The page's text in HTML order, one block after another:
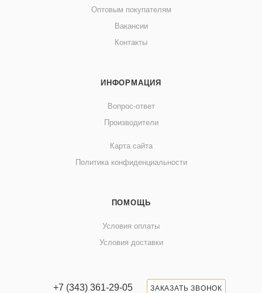
Оптовым покупателям
Вакансии
Контакты
ИНФОРМАЦИЯ
Вопрос-ответ
Производители
Карта сайта
Политика конфиденциальности
ПОМОЩЬ
Условия оплаты
Условия доставки
+7 (343) 361-29-05 ЗАКАЗАТЬ ЗВОНОК